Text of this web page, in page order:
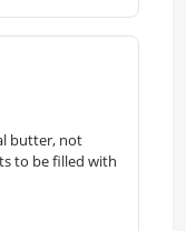
butter, not
to be filled with